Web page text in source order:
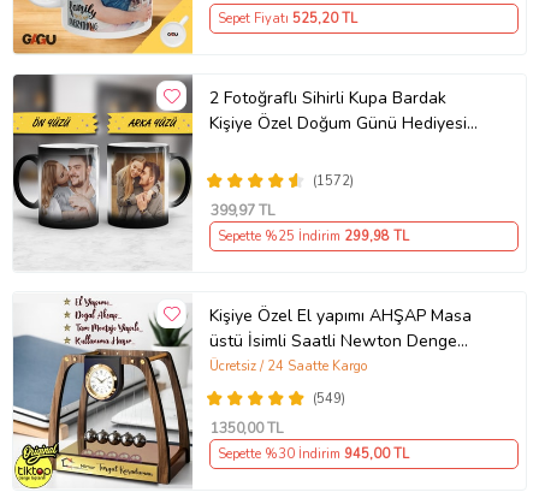
Sepet Fiyatı 525,20 TL
2 Fotoğraflı Sihirli Kupa Bardak
Kişiye Özel Doğum Günü Hediyesi
Ablaya Abiye Kız Erkek Kardeşe
Arkadaşa Resimli Günü Yıl Dönümü
Hediyesi
(1572)
399,97 TL
Sepette %25 İndirim 299,98 TL
Kişiye Özel El yapımı AHŞAP Masa
üstü İsimli Saatli Newton Denge
Topları- Ofis Hediyesi Yeni İş İşyeri
Açılış - TİKTOP Denge Stres Topu
(549)
Ücretsiz / 24 Saatte Kargo
1350,00 TL
Sepette %30 İndirim 945,00 TL